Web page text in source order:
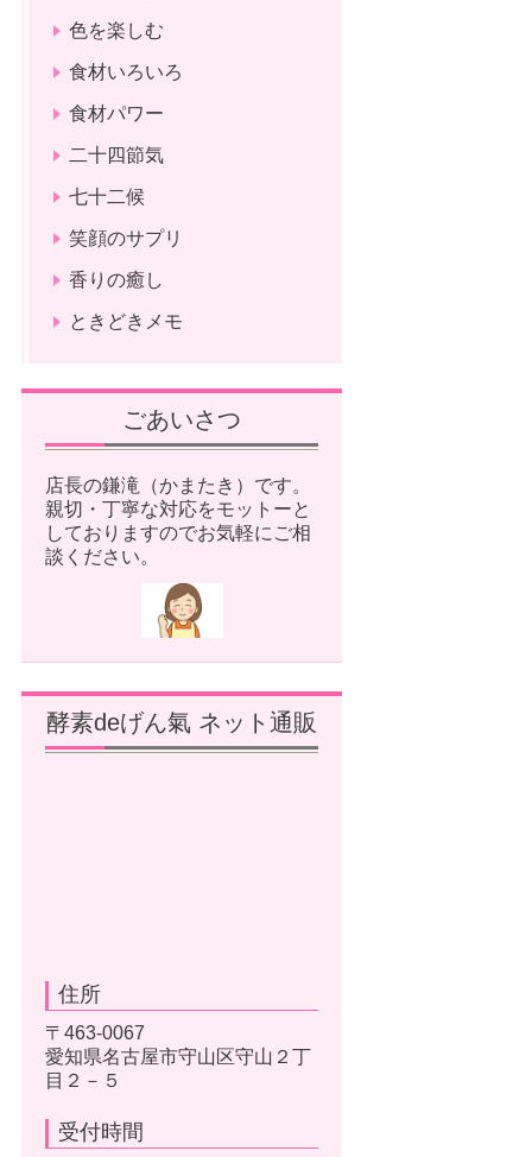
色を楽しむ
食材いろいろ
食材パワー
二十四節気
七十二候
笑顔のサプリ
香りの癒し
ときどきメモ
ごあいさつ
店長の鎌滝（かまたき）です。
親切・丁寧な対応をモットーと
しておりますのでお気軽にご相
談ください。
酵素deげん氣 ネット通販
住所
〒463-0067
愛知県名古屋市守山区守山２丁
目２－５
受付時間